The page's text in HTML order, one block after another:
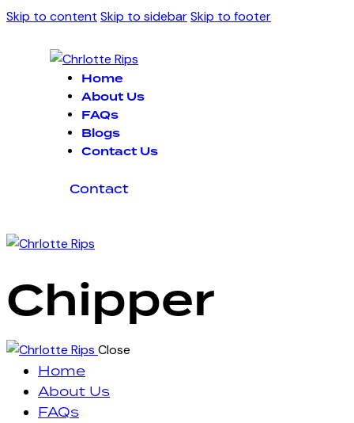
Skip to content Skip to sidebarSkip to footer
Home
About Us
FAQs
Blogs
Contact Us
Contact
Chipper
Close
Home
About Us
FAQs